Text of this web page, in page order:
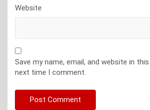
Website
Save my name, email, and website in
next time I comment.